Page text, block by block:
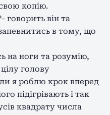
копію.
говорить він та
в тому, що
на ноги та розумію,
голову
я роблю крок вперед
підігрівають і так
квадрату числа